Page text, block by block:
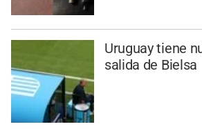
Uruguay tiene
salida de Bielsa